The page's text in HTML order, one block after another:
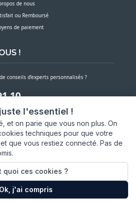
l'essentiel !
et on parie que vous non plus. On
techniques pour que votre
que vous restiez connecté. Pas de
quoi ces cookies ?
Ok, j'ai compris
de nous
ou Remboursé
de paiement
!
conseils d’experts personnalisés ?
10
écoute du lundi au vendredi de 7h30 à 16h
MESSAGE